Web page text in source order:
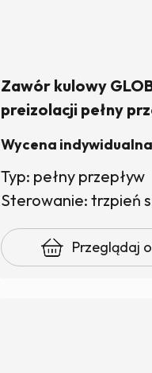
Zawór kulowy
preizolacji pełny
Wycena indywidualna
Typ: pełny przepływ
Przeglądaj